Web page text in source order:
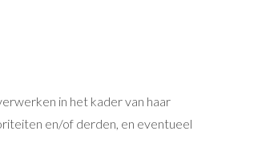
in het kader van haar
en/of derden, en eventueel